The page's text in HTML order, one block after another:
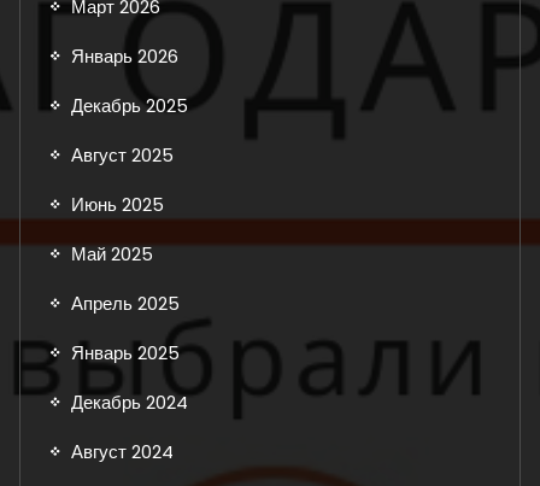
Март 2026
Январь 2026
Декабрь 2025
Август 2025
Июнь 2025
Май 2025
Апрель 2025
Январь 2025
Декабрь 2024
Август 2024